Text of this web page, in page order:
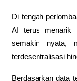
Di tengah
AI terus menarik
semakin nyata,
terdesentralisasi
Berdasarkan data